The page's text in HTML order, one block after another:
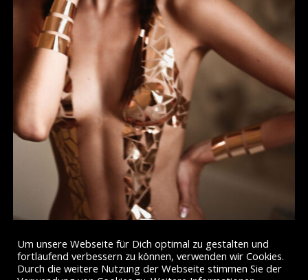
Um unsere Webseite für Dich optimal zu gestalten und
fortlaufend verbessern zu können, verwenden wir Cookies.
Durch die weitere Nutzung der Webseite stimmen Sie der